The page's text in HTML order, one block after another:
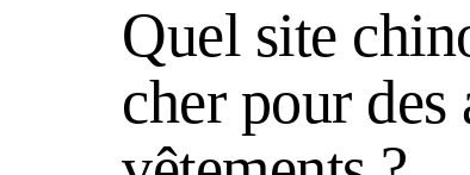
Quel site
cher pour des